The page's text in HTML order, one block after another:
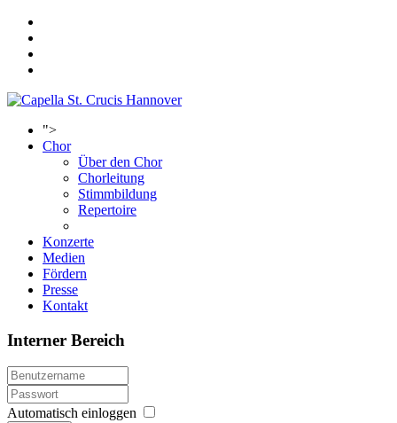
">
Chor
Über den Chor
Chorleitung
Stimmbildung
Repertoire
Konzerte
Medien
Fördern
Presse
Kontakt
Interner Bereich
Automatisch einloggen